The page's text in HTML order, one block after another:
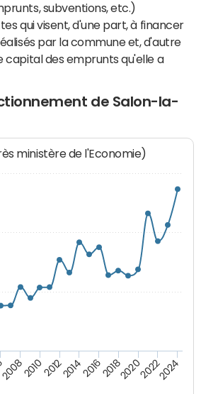
subventions, etc.)
qui visent, d'une part, à financer
par la commune et, d'autre
capital des emprunts qu'elle a
de Salon-la-
ministère de l'Economie)
200820102012201420162018202020222024